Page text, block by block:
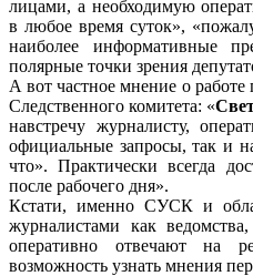
лицами, а необходимую
в любое время суток»,
наиболее информативные
полярные точки зрения
А вот частное мнение о работе
Следственного комитета: «
навстречу журналисту,
официальные запросы, так и
что». Практически всегда
после рабочего дня».
Кстати, именно СУСК и
журналистами как
оперативно отвечают на
возможность узнать мнения